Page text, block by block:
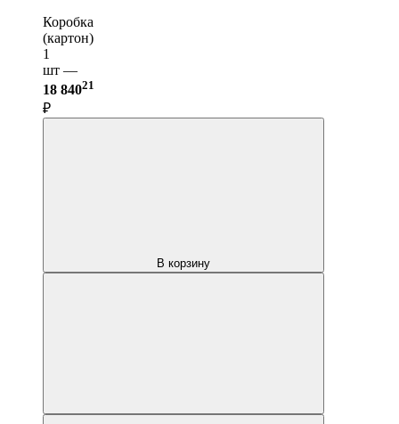
Коробка
(картон)
1
шт —
18 84021
₽
В корзину